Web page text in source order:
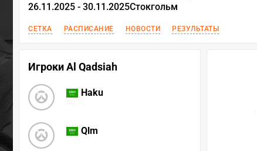
26.11.2025 - 30.11.2025Стокгольм
СЕТКА РАСПИСАНИЕ НОВОСТИ РЕЗУЛЬТАТЫ
Игроки Al Qadsiah
Haku
Qlm